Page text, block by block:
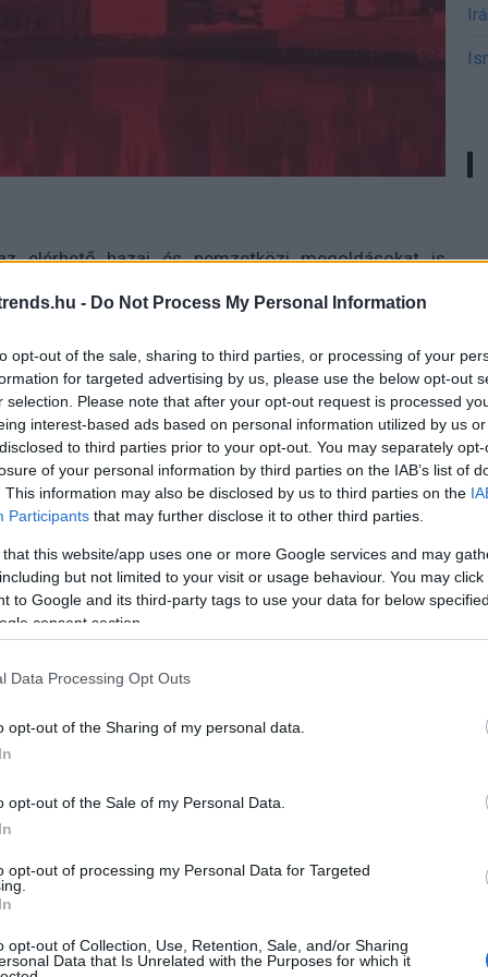
- Do Not Process My Personal Information
opt-out of the sale, sharing to third parties, or processing of your
for targeted advertising by us, please use the below opt-out
selection. Please note that after your opt-out request is processed
interest-based ads based on personal information utilized by us
to third parties prior to your opt-out. You may separately
of your personal information by third parties on the IAB’s list of
This information may also be disclosed by us to third parties on the
Participants that may further disclose it to other third parties.
that this website/app uses one or more Google services and may
but not limited to your visit or usage behaviour. You may
to Google and its third-party tags to use your data for below
consent section.
Data Processing Opt Outs
opt-out of the Sharing of my personal data.
opt-out of the Sale of my Personal Data.
opt-out of processing my Personal Data for Targeted
opt-out of Collection, Use, Retention, Sale, and/or Sharing
Data that Is Unrelated with the Purposes for which it
elérhető hazai és nemzetközi megoldásokat is
város élhetőbb, fenntarthatóbb, egészségesebb
Az okos megoldások nem csak a város,
A smart technológiák révén komfortosabbá tehetjük
illetve meggyorsíthatjuk hivatalos ügyeink
mindennapi élet olyan területeire is kiterjed, mint a
épületmenedzsment és az e-közigazgatás.
is alkalom nyílik, hiszen az esemény összehozza a
és szállítókat, valamint a központi közigazgatás
Soltész Attila, az Informatika a Társadalomért
Balázs, infokommunikációért felelős helyettes
városok lehetőségeit ismerteti, míg Kulcsár Sándor,
a magyarországi okos városokról és a Lechner
főbb témáiban az előadókkal kerekasztal
- 18:30. Helyszín: Budaörsi Városi Uszoda és
ingyenes látogatható. További információk és
trendeket a fiatalok elvárásai (X)
is várnak.